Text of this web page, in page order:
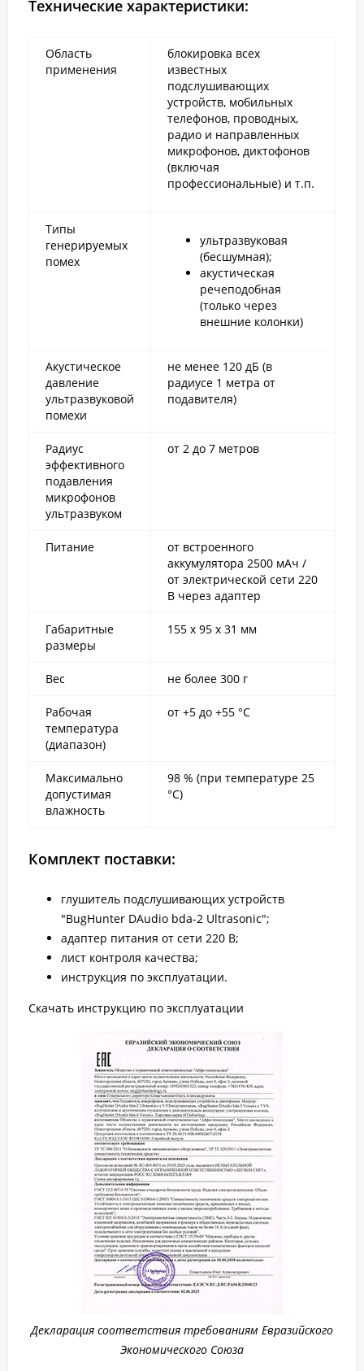
Технические характеристики:
Область
применения
блокировка всех
известных
подслушивающих
устройств, мобильных
телефонов, проводных,
радио и направленных
микрофонов, диктофонов
(включая
профессиональные) и т.п.
Типы
генерируемых
помех
ультразвуковая
(бесшумная);
акустическая
речеподобная
(только через
внешние колонки)
Акустическое
давление
ультразвуковой
помехи
не менее 120 дБ (в
радиусе 1 метра от
подавителя)
Радиус
эффективного
подавления
микрофонов
ультразвуком
от 2 до 7 метров
Питание
от встроенного
аккумулятора 2500 мАч /
от электрической сети 220
В через адаптер
Габаритные
размеры
155 х 95 х 31 мм
Вес не более 300 г
Рабочая
температура
(диапазон)
от +5 до +55 °С
Максимально
допустимая
влажность
98 % (при температуре 25
°С)
Комплект поставки:
глушитель подслушивающих устройств
"BugHunter DAudio bda-2 Ultrasonic";
адаптер питания от сети 220 В;
лист контроля качества;
инструкция по эксплуатации.
Скачать инструкцию по эксплуатации
Декларация соответствия требованиям Евразийского
Экономического Союза